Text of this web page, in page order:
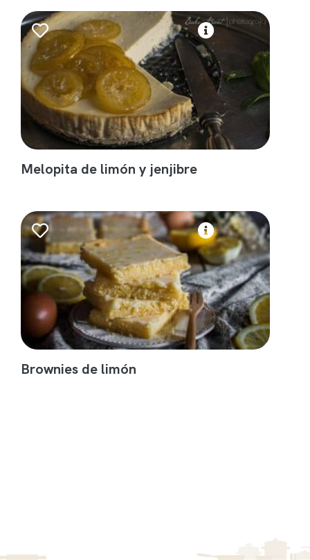
Melopita de limón y jenjibre
Brownies de limón